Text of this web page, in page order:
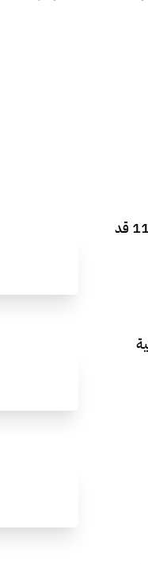
مايكروسوفت تعترف بخلل في ويندوز 11 قد